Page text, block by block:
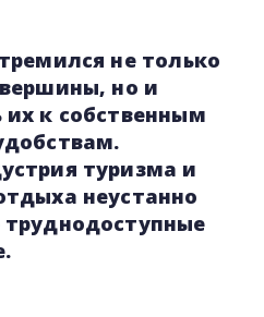
не только
но и
их к собственным
туризма и
неустанно